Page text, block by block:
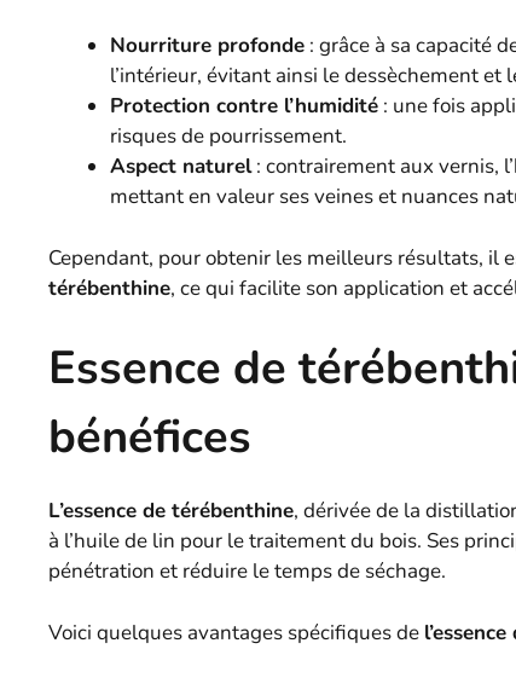
Nourriture profonde : grâce à sa capacité
l’intérieur, évitant ainsi le dessèchement et
Protection contre l’humidité : une fois
risques de pourrissement.
Aspect naturel: contrairement aux vernis,
mettant en valeur ses veines et nuances
Cependant, pour obtenir les meilleurs résultats, il
térébenthine, ce qui facilite son application et
Essence de
bénéfices
L’essence de térébenthine, dérivée de la
à l’huile de lin pour le traitement du bois. Ses
pénétration et réduire le temps de séchage.
Voici quelques avantages spécifiques de